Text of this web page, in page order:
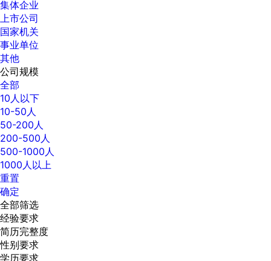
集体企业
上市公司
国家机关
事业单位
其他
公司规模
全部
10人以下
10-50人
50-200人
200-500人
500-1000人
1000人以上
重置
确定
全部筛选
经验要求
简历完整度
性别要求
学历要求